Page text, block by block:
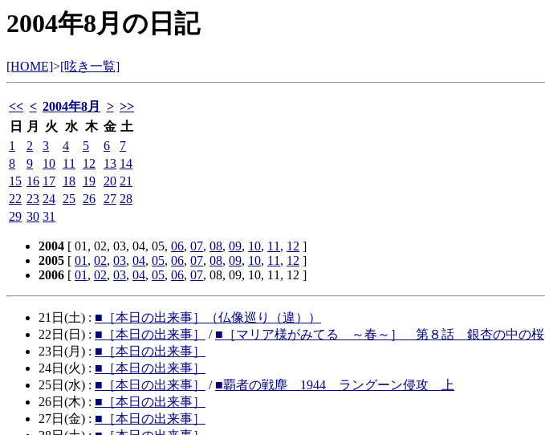
2004年8月の日記
[HOME]>[呟き一覧]
<< < 2004年8月 > >>
日
月 火 水 木 金 土
1
2 3 4 5 6
7
8
9 10 11 12 13 14
15 16 17 18 19 20 21
22 23 24 25 26 27 28
29 30 31
2004 [ 01, 02, 03, 04, 05, 06, 07, 08, 09, 10, 11, 12 ]
2005 [ 01, 02, 03, 04, 05, 06, 07, 08, 09, 10, 11, 12 ]
2006 [ 01, 02, 03, 04, 05, 06, 07, 08, 09, 10, 11, 12 ]
21日(土) : ■［本日の出来事］（仏像巡り（違））
22日(日) : ■［本日の出来事］ / ■［マリア様がみてる ～春～］ 第８話 銀杏の中の桜
23日(月) : ■［本日の出来事］
24日(火) : ■［本日の出来事］
25日(水) : ■［本日の出来事］ / ■覇者の戦塵 1944 ラングーン侵攻 上
26日(木) : ■［本日の出来事］
27日(金) : ■［本日の出来事］